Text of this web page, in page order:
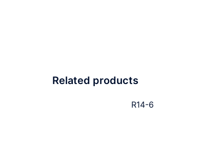
Related products
R14-6